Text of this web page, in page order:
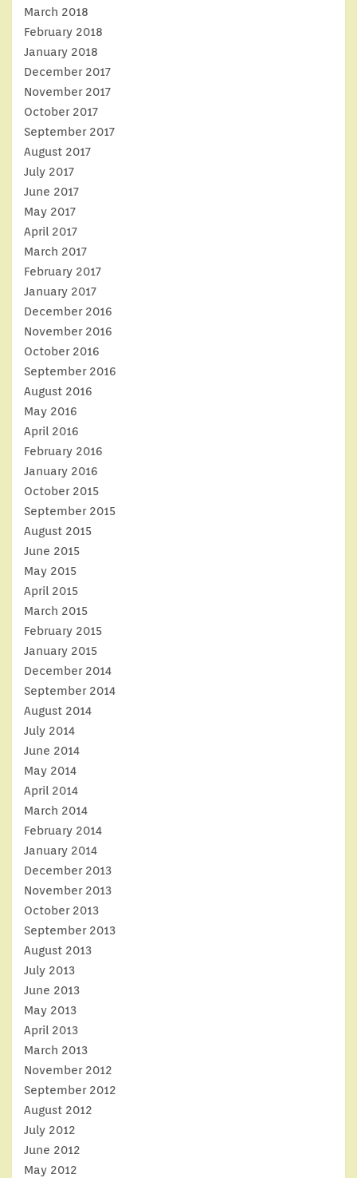
March 2018
February 2018
January 2018
December 2017
November 2017
October 2017
September 2017
August 2017
July 2017
June 2017
May 2017
April 2017
March 2017
February 2017
January 2017
December 2016
November 2016
October 2016
September 2016
August 2016
May 2016
April 2016
February 2016
January 2016
October 2015
September 2015
August 2015
June 2015
May 2015
April 2015
March 2015
February 2015
January 2015
December 2014
September 2014
August 2014
July 2014
June 2014
May 2014
April 2014
March 2014
February 2014
January 2014
December 2013
November 2013
October 2013
September 2013
August 2013
July 2013
June 2013
May 2013
April 2013
March 2013
November 2012
September 2012
August 2012
July 2012
June 2012
May 2012